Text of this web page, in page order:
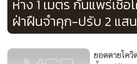
ห่าง 1 เมตร กันแพร่เชื้อ
ฝ่าฝืนจำคุก-ปรับ 2 แสน
ยอดตายโค